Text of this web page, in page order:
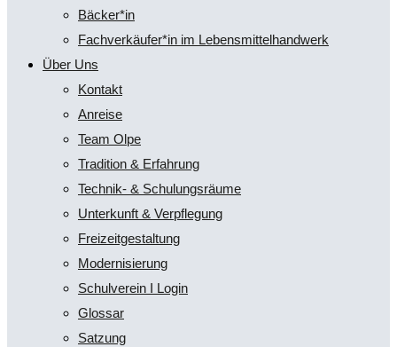
Bäcker*in
Fachverkäufer*in im Lebensmittelhandwerk
Über Uns
Kontakt
Anreise
Team Olpe
Tradition & Erfahrung
Technik- & Schulungsräume
Unterkunft & Verpflegung
Freizeitgestaltung
Modernisierung
Schulverein I Login
Glossar
Satzung